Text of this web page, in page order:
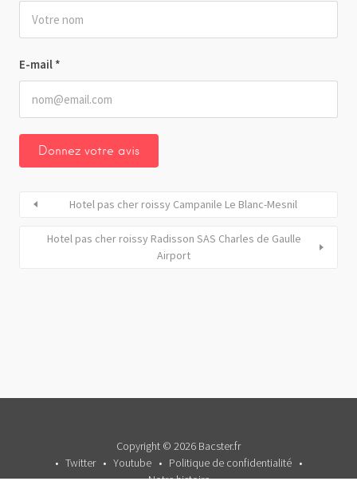
E-mail *
Hotel pas cher roissy Campanile Le Blanc-Mesnil
Hotel pas cher roissy Radisson SAS Charles de Gaulle
Airport
Copyright © 2026 Bacster.fr
Twitter
Youtube
Politique de confidentialité
Notre histoire